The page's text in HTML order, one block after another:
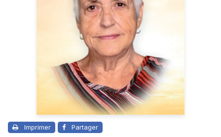
Imprimer Partager